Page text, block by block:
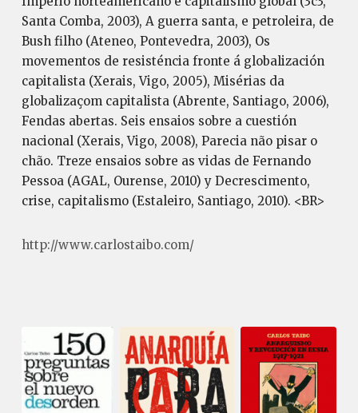
Santa Comba, 2003), A guerra santa, e petroleira, de
Bush filho (Ateneo, Pontevedra, 2003), Os
movementos de resisténcia fronte á globalización
capitalista (Xerais, Vigo, 2005), Misérias da
globalizaçom capitalista (Abrente, Santiago, 2006),
Fendas abertas. Seis ensaios sobre a cuestión
nacional (Xerais, Vigo, 2008), Parecia não pisar o
chão. Treze ensaios sobre as vidas de Fernando
Pessoa (AGAL, Ourense, 2010) y Decrescimento,
crise, capitalismo (Estaleiro, Santiago, 2010). <BR>
http://www.carlostaibo.com/